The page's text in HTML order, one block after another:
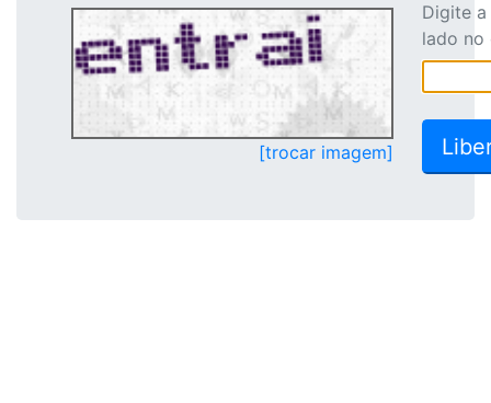
[trocar imagem]
Digite
lado no